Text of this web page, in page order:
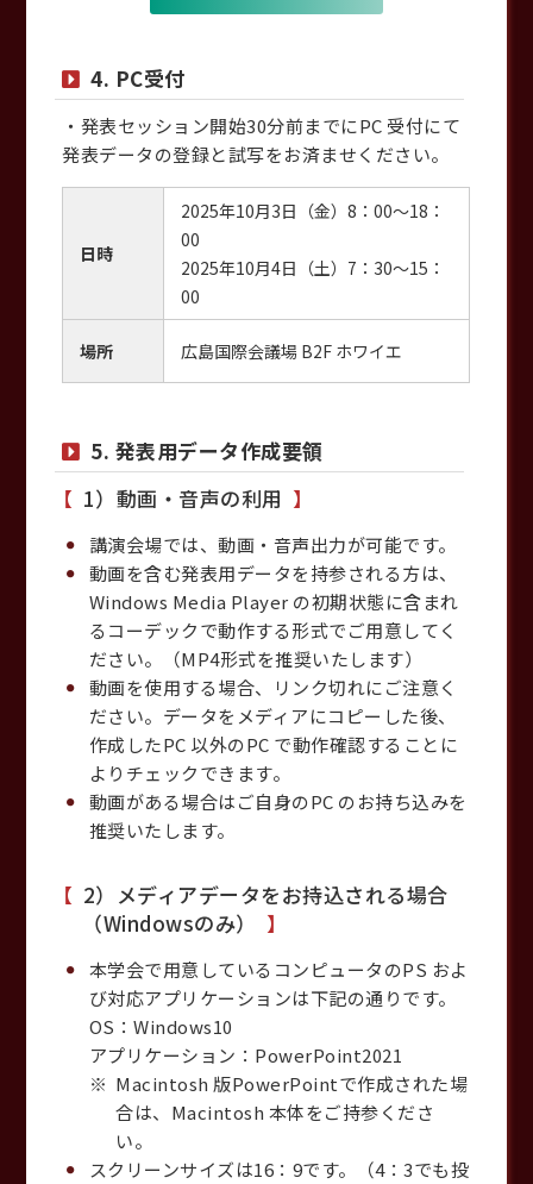
4. PC受付
・発表セッション開始30分前までにPC 受付にて
発表データの登録と試写をお済ませください。
日時
2025年10月3日（金）8：00～18：
00
2025年10月4日（土）7：30～15：
00
場所 広島国際会議場 B2F ホワイエ
5. 発表用データ作成要領
1）動画・音声の利用
講演会場では、動画・音声出力が可能です。
動画を含む発表用データを持参される方は、
Windows Media Player の初期状態に含まれ
るコーデックで動作する形式でご用意してく
ださい。（MP4形式を推奨いたします）
動画を使用する場合、リンク切れにご注意く
ださい。データをメディアにコピーした後、
作成したPC 以外のPC で動作確認することに
よりチェックできます。
動画がある場合はご自身のPC のお持ち込みを
推奨いたします。
2）メディアデータをお持込される場合
（Windowsのみ）
本学会で用意しているコンピュータのPS およ
び対応アプリケーションは下記の通りです。
OS：Windows10
アプリケーション：PowerPoint2021
Macintosh 版PowerPointで作成された場
合は、Macintosh 本体をご持参くださ
い。
スクリーンサイズは16：9です。（4：3でも投